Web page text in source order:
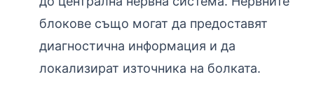
блокове също могат да предоставят
диагностична информация и да
локализират източника на болката.